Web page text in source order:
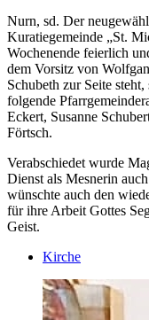
Nurn, sd. Der
Kuratiegemeinde „St.
Wochenende feierlich
dem Vorsitz von
Schubeth zur Seite
folgende
Eckert, Susanne
Förtsch.
Verabschiedet wurde
Dienst als Mesnerin
wünschte auch den
für ihre Arbeit Gottes
Geist.
Kirche